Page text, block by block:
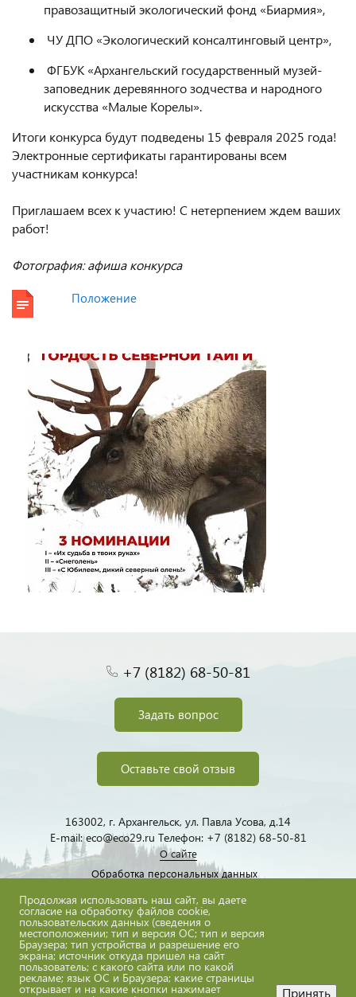
правозащитный экологический фонд «Биармия»,
ЧУ ДПО «Экологический консалтинговый центр»,
ФГБУК «Архангельский государственный музей-
заповедник деревянного зодчества и народного
искусства «Малые Корелы».
Итоги конкурса будут подведены 15 февраля 2025 года!
Электронные сертификаты гарантированы всем
участникам конкурса!
Приглашаем всех к участию! С нетерпением ждем ваших
работ!
Фотография: афиша конкурса
Положение
+7 (8182) 68-50-81
Задать вопрос
Оставьте свой отзыв
163002, г. Архангельск, ул. Павла Усова, д.14
E-mail: eco@eco29.ru Телефон: +7 (8182) 68-50-81
О сайте
Обработка персональных данных
eco@eco29.ru
Продолжая использовать наш сайт, вы даете
согласие на обработку файлов cookie,
пользовательских данных (сведения о
местоположении; тип и версия ОС; тип и версия
Браузера; тип устройства и разрешение его
экрана; источник откуда пришел на сайт
пользователь; с какого сайта или по какой
рекламе; язык ОС и Браузера; какие страницы
открывает и на какие кнопки нажимает Принять